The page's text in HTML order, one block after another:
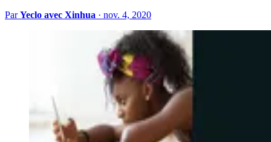
ParYeclo avec Xinhua · nov. 4, 2020